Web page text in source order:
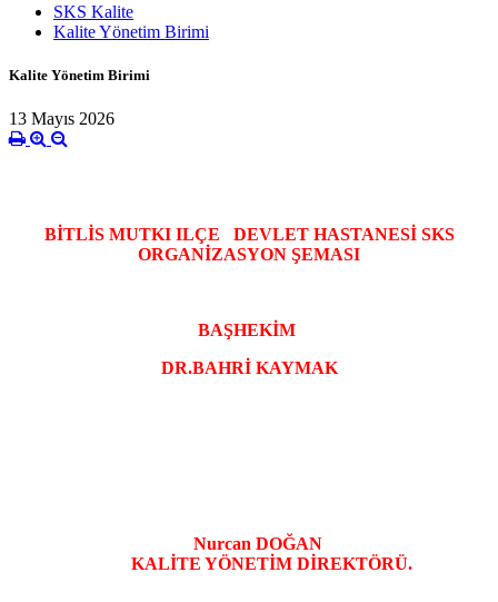
SKS Kalite
Kalite Yönetim Birimi
Kalite Yönetim Birimi
13 Mayıs 2026
BİTLİS MUTKI ILÇE DEVLETHASTANESİ SKS
ORGANİZASYON ŞEMASI
BAŞHEKİM
DR.BAHRİ KAYMAK
Nurcan DOĞAN
KALİTE YÖNETİM DİREKTÖRÜ.